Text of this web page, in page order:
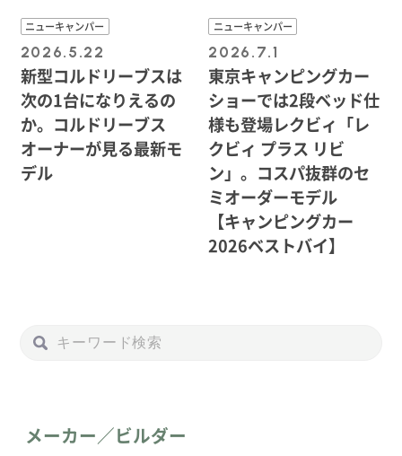
ニューキャンパー
2026.5.22
新型コルドリーブスは
次の1台になりえるの
か。コルドリーブス
オーナーが見る最新モ
デル
ニューキャンパー
2026.7.1
東京キャンピングカー
ショーでは2段ベッド仕
様も登場レクビィ「レ
クビィ プラス リビ
ン」。コスパ抜群のセ
ミオーダーモデル
【キャンピングカー
2026ベストバイ】
メーカー／ビルダー